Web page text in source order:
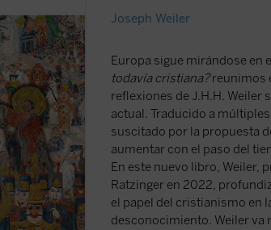
Joseph Weiler
Europa sigue mirándose en
todavía cristiana?reunimos
reflexiones de J.H.H. Weiler
actual. Traducido a
suscitado por la propuesta
aumentar con el paso del
En este nuevo libro, Weiler,
Ratzinger en 2022,
el papel del cristianismo en
desconocimiento. Weiler va